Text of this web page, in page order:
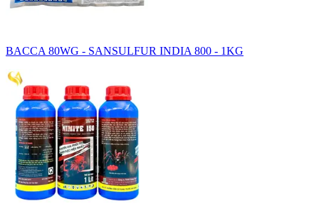
BACCA 80WG - SANSULFUR INDIA 800 - 1KG